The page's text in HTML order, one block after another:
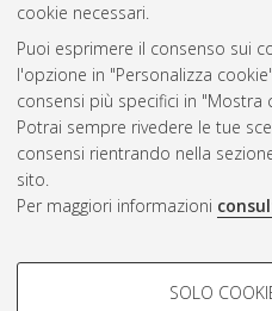
cookie necessari.
Puoi esprimere il consenso sui
l'opzione in "Personalizza
consensi più specifici in "Mostra
Potrai sempre rivedere le tue
consensi rientrando nella
sito.
Per maggiori informazioni
COOKIE DI
SOLO
Atom
Rss 1.0
Rss 2.0
ISSN: 2038-7946
Impostazioni Cookie
Informativa sulla privacy